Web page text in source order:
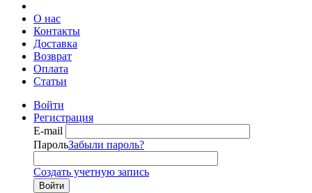
О нас
Контакты
Доставка
Возврат
Оплата
Статьи
Войти
Регистрация
E-mail
ПарольЗабыли пароль?
Создать учетную запись
Войти